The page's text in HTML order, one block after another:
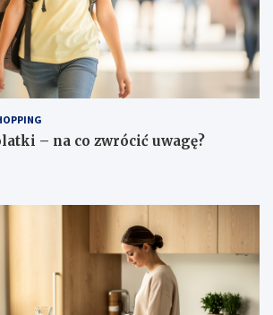
– na co zwrócić uwagę?